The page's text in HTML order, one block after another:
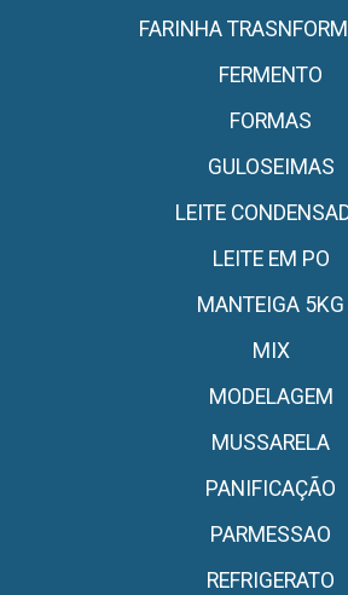
FARINHA
FERMENTO
FORMAS
GULOSEIMAS
LEITE
LEITE EM PO
MANTEIGA 5KG
MIX
MODELAGEM
MUSSARELA
PANIFICAÇÃO
PARMESSAO
REFRIGERATO